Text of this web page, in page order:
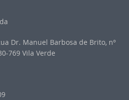
Dr. Manuel Barbosa de Brito, nº
769 Vila Verde